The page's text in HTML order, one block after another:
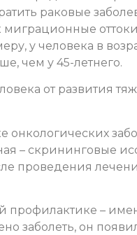
раковые
миграционные
у человека в
чем у 45-летнего.
от развития
– скрининговые
проведения
–
заболеть, он